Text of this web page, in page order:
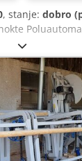
, stanje: dobro
+
mm) Prenos